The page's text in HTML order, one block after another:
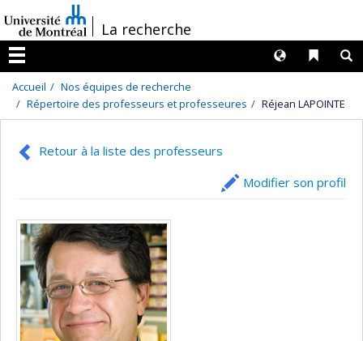
au
contenu
/La recherche
Menu
Liens
Langues
Accueil
Nos équipes de recherche
Répertoire des professeurs et professeures
Réjean LAPOINTE
Retour à la liste des professeurs
Modifier son profil